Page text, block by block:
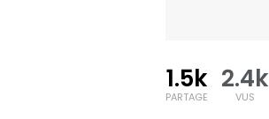
1.5k
PARTAGE
2.4k
VUS